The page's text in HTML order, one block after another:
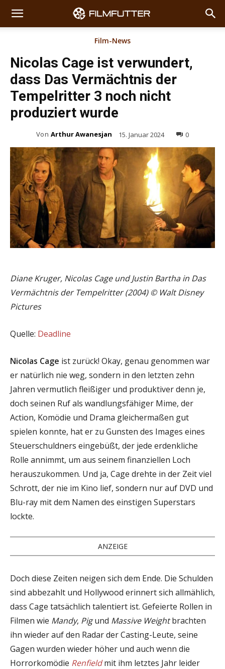
Film-News
Nicolas Cage ist verwundert,
dass Das Vermächtnis der
Tempelritter 3 noch nicht
produziert wurde
Von Arthur Awanesjan 15. Januar 2024 0
Diane Kruger, Nicolas Cage und Justin Bartha in Das
Vermächtnis der Tempelritter (2004) © Walt Disney
Pictures
Quelle: Deadline
Nicolas Cage ist zurück! Okay, genau genommen war
er natürlich nie weg, sondern in den letzten zehn
Jahren vermutlich fleißiger und produktiver denn je,
doch seinen Ruf als wandlungsfähiger Mime, der
Action, Komödie und Drama gleichermaßen gut
spielen konnte, hat er zu Gunsten des Images eines
Steuerschuldners eingebüßt, der jede erdenkliche
Rolle annimmt, um aus seinem finanziellen Loch
herauszukommen. Und ja, Cage drehte in der Zeit viel
Schrott, der nie im Kino lief, sondern nur auf DVD und
Blu-ray mit dem Namen des einstigen Superstars
lockte.
ANZEIGE
Doch diese Zeiten neigen sich dem Ende. Die Schulden
sind abbezahlt und Hollywood erinnert sich allmählich,
dass Cage tatsächlich talentiert ist. Gefeierte Rollen in
Filmen wie Mandy, Pigund Massive Weightbrachten
ihn wieder auf den Radar der Casting-Leute, seine
Gagen wurden wieder höher und auch wenn die
Horrorkomödie Renfieldmit ihm letztes Jahr leider